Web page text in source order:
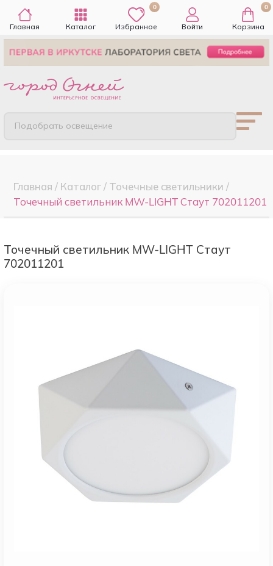
Главная Каталог
0
Избранное Войти
0
Корзина
Подобрать освещение
Главная / Каталог/ Точечные cветильники /
Точечный светильник MW-LIGHT Стаут 702011201
Точечный светильник MW-LIGHT Стаут
702011201